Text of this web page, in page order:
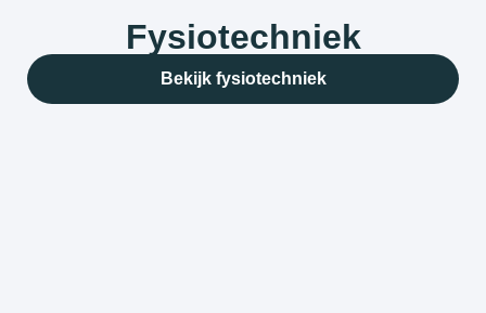
Fysiotechniek
Bekijk fysiotechniek